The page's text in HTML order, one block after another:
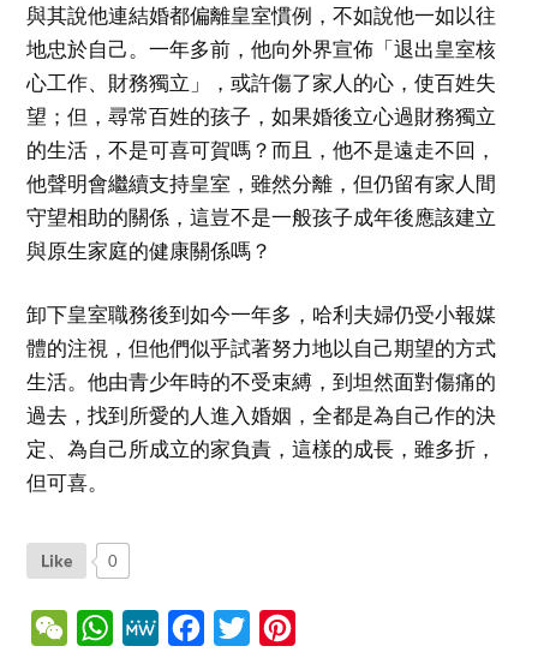
與其說他連結婚都偏離皇室慣例，不如說他一如以往
地忠於自己。一年多前，他向外界宣佈「退出皇室核
心工作、財務獨立」，或許傷了家人的心，使百姓失
望；但，尋常百姓的孩子，如果婚後立心過財務獨立
的生活，不是可喜可賀嗎？而且，他不是遠走不回，
他聲明會繼續支持皇室，雖然分離，但仍留有家人間
守望相助的關係，這豈不是一般孩子成年後應該建立
與原生家庭的健康關係嗎？
卸下皇室職務後到如今一年多，哈利夫婦仍受小報媒
體的注視，但他們似乎試著努力地以自己期望的方式
生活。他由青少年時的不受束縛，到坦然面對傷痛的
過去，找到所愛的人進入婚姻，全都是為自己作的決
定、為自己所成立的家負責，這樣的成長，雖多折，
但可喜。
Like 0
WeChatWhatsApp
MeWe Facebook
Twitter